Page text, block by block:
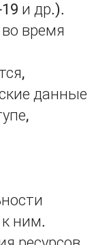
и др.).
время
данные
ним.